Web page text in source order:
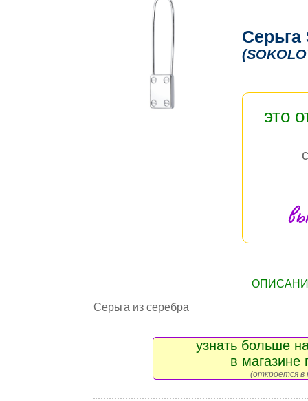
Серьга
это
Серьга из серебра
узнать больше
в магазине
(откроется в